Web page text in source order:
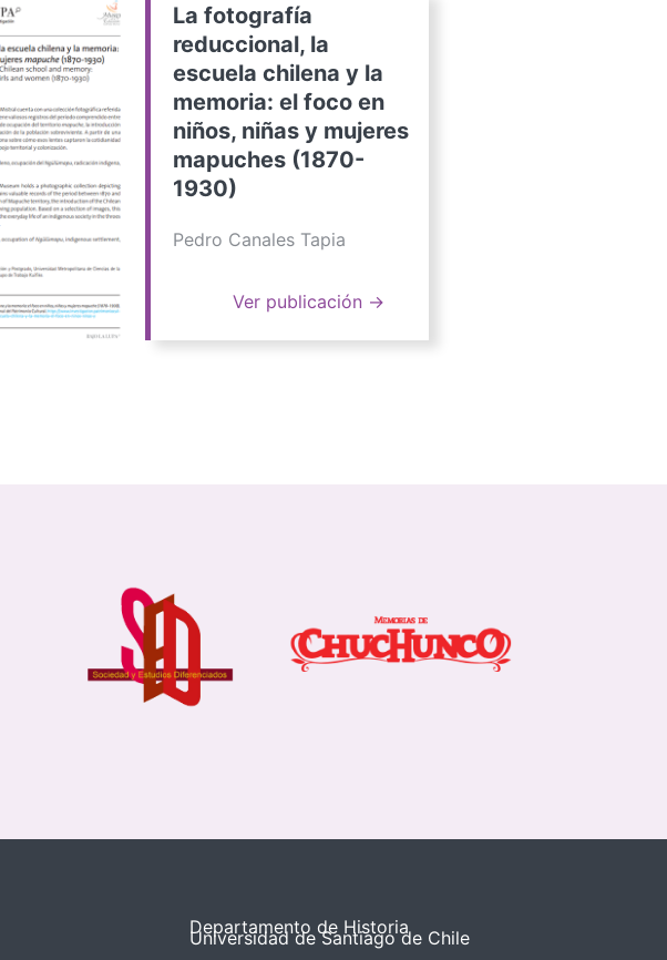
La fotografía
reduccional, la
escuela chilena y la
memoria: el foco en
niños, niñas y mujeres
mapuches (1870-
1930)
Pedro Canales Tapia
Ver publicación →
Departamento de Historia
Universidad de Santiago de Chile